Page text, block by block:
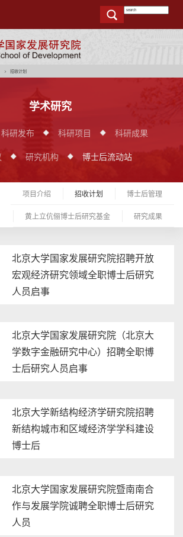
招收计划
学术研究
科研发布 科研项目
科研成果
研究机构 博士后流动站
项目介绍 招收计划 博士后管理
黄上立伉俪博士后研究基金 研究成果
北京大学国家发展研究院招聘开放
宏观经济研究领域全职博士后研究
人员启事
北京大学国家发展研究院（北京大
学数字金融研究中心）招聘全职博
士后研究人员启事
北京大学新结构经济学研究院招聘
新结构城市和区域经济学学科建设
博士后
北京大学国家发展研究院暨南南合
作与发展学院诚聘全职博士后研究
人员